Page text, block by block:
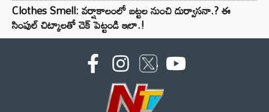
Clothes Smell: వర్షాకాలంలో బట్టల నుంచి దుర్వాసనా.? ఈ
సింపుల్ చిట్కాలతో చెక్ పెట్టండి ఇలా.!